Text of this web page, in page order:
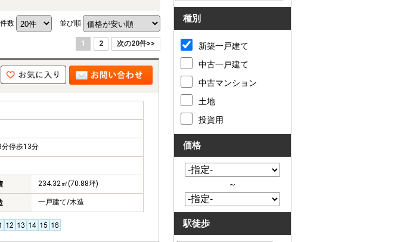
数 並び順
1 2 次の20件>>
停歩13分
234.32㎡(70.88坪)
一戸建て/木造
種別
新築一戸建て
中古一戸建て
中古マンション
土地
投資用
価格
～
駅徒歩